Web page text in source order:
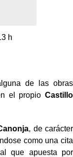
h
de las obras
el propio Castillo
, de carácter
como una cita
que apuesta por